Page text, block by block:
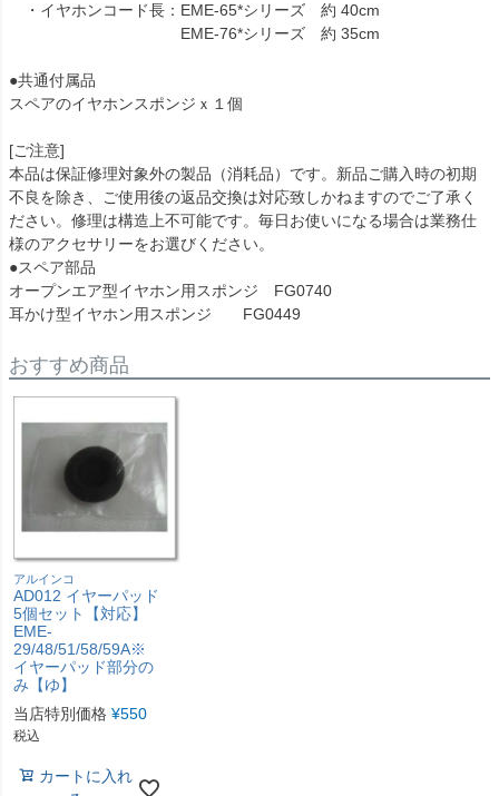
・イヤホンコード長：EME-65*シリーズ 約 40cm
EME-76*シリーズ 約 35cm
●共通付属品
スペアのイヤホンスポンジｘ１個
[ご注意]
本品は保証修理対象外の製品（消耗品）です。新品ご購入時の初期
不良を除き、ご使用後の返品交換は対応致しかねますのでご了承く
ださい。修理は構造上不可能です。毎日お使いになる場合は業務仕
様のアクセサリーをお選びください。
●スペア部品
オープンエア型イヤホン用スポンジ FG0740
耳かけ型イヤホン用スポンジ FG0449
おすすめ商品
アルインコ
AD012 イヤーパッド
5個セット【対応】
EME-
29/48/51/58/59A※
イヤーパッド部分の
み【ゆ】
当店特別価格 ¥550
税込
カートに入れ